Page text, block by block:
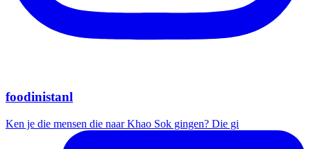
foodinistanl
Ken je die mensen die naar Khao Sok gingen? Die gi